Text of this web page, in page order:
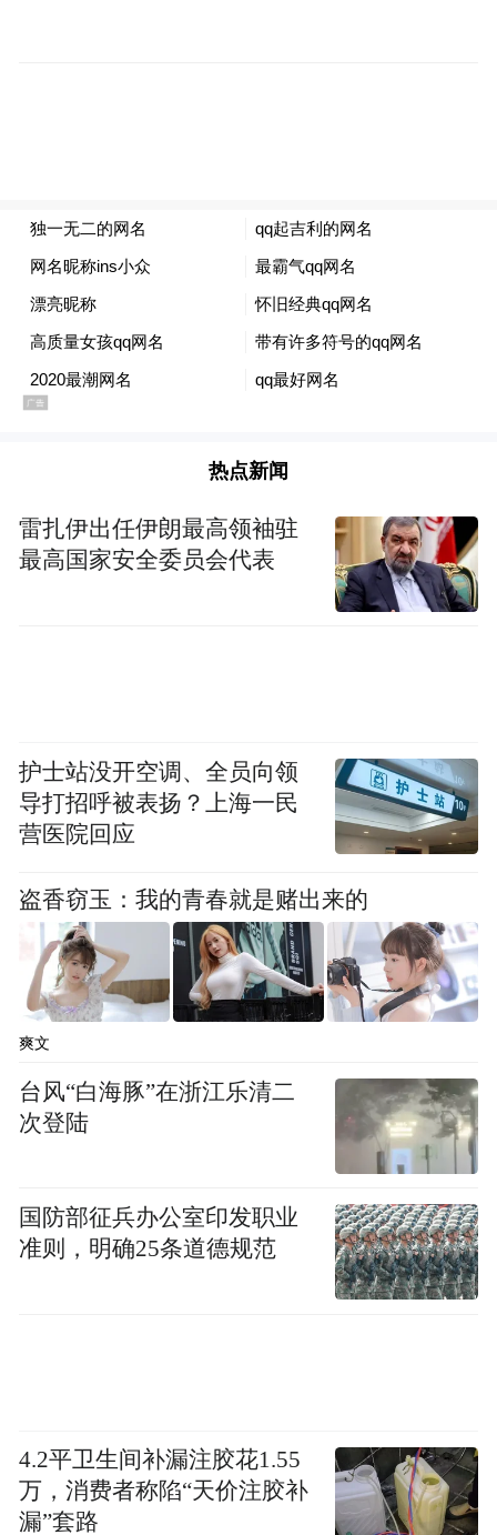
在新凯河王家楼拦河闸，刘绍峰查看闸站警
戒水位数据，核查上下游河道流域状况，了
解周边村镇群众分布、人员转移预案等工作
落实情况。要求乡镇及相关部门紧盯水位变
化，加密巡堤查险频次，完善沿岸群众分批
次转移方案，筑牢河道防汛安全防线。
刘绍峰强调，当前正值主汛期，各部门、各
防汛工作。要压紧压实全域巡查管控责任，
坚持党政齐抓、协同发力，常态化开展隐患
排查和风险研判，及时发布预警信息，做到
置、现场预置等各类物资，理顺全区统一调
度机制，全面夯实防汛救灾硬件支撑。要健
全全区一体化应急处置体系，打破部门属地
壁垒，完善分级响应、上下联动、协同作战
的总体预案，抓好预案实战化演练与落地运
用，以务实举措提升全区整体防汛抗灾能
力。
农业农村局、春城街道、迎宾街道、合心镇
相关负责同志参加检查。
来源：区应急局
“特别声明：以上作品内容(包括在内的视频、图片或音
频)为凤凰网旗下自媒体平台“大风号”用户上传并发
space services.”
热点新闻
雷扎伊出任伊朗最高领袖驻
最高国家安全委员会代表
护士站没开空调、全员向领
导打招呼被表扬？上海一民
营医院回应
盗香窃玉：我的青春就是赌出来的
爽文
台风“白海豚”在浙江乐清二
次登陆
国防部征兵办公室印发职业
准则，明确25条道德规范
4.2平卫生间补漏注胶花1.55
万，消费者称陷“天价注胶补
漏”套路